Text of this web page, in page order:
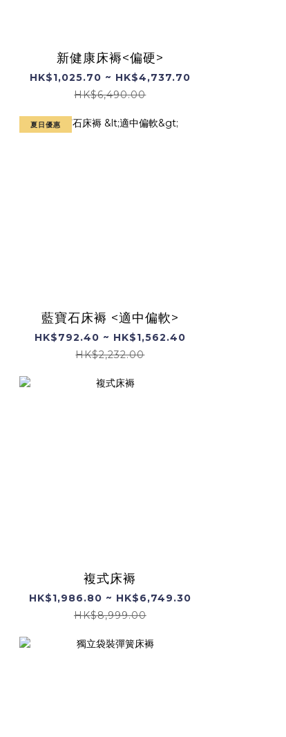
新健康床褥<偏硬>
HK$1,025.70 ~ HK$4,737.70
HK$6,490.00
夏日優惠
藍寶石床褥 <適中偏軟>
HK$792.40 ~ HK$1,562.40
HK$2,232.00
複式床褥
HK$1,986.80 ~ HK$6,749.30
HK$8,999.00